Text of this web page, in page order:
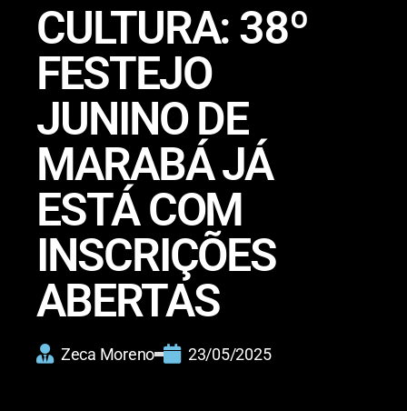
CULTURA: 38º
FESTEJO
JUNINO DE
MARABÁ JÁ
ESTÁ COM
INSCRIÇÕES
ABERTAS
Zeca Moreno 23/05/2025